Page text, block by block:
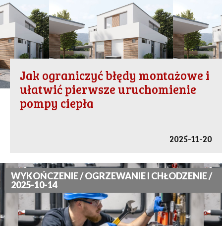
Jak ograniczyć błędy montażowe i
ułatwić pierwsze uruchomienie
pompy ciepła
2025-11-20
WYKOŃCZENIE / OGRZEWANIE I CHŁODZENIE /
2025-10-14